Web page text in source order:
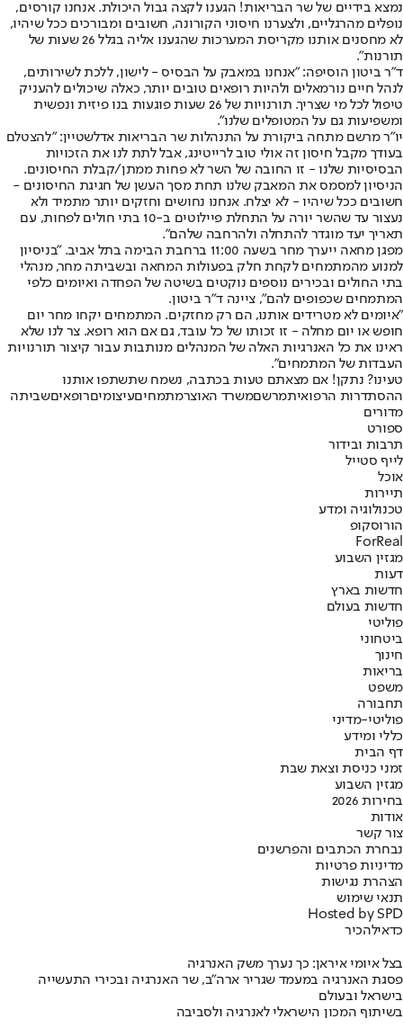
נמצא בידיים של שר הבריאות! הגענו לקצה גבול היכולת. אנחנו קורסים,
נופלים מהרגליים, ולצערנו חיסוני הקורונה, חשובים ומבורכים ככל שיהיו,
לא מחסנים אותנו מקריסת המערכות שהגענו אליה בגלל 26 שעות של
תורנות".
ד"ר ביטון הוסיפה: "אנחנו במאבק על הבסיס - לישון, ללכת לשירותים,
לנהל חיים נורמאלים ולהיות רופאים טובים יותר, כאלה שיכולים להעניק
טיפול לכל מי שצריך. תורנויות של 26 שעות פוגעות בנו פיזית ונפשית
ומשפיעות גם על המטופלים שלנו".
יו"ר מרשם מתחה ביקורת על התנהלות שר הבריאות אדלשטיין: "להצטלם
בעודך מקבל חיסון זה אולי טוב לרייטינג, אבל לתת לנו את הזכויות
הבסיסיות שלנו - זו החובה של השר לא פחות ממתן/קבלת החיסונים.
הניסיון למסמס את המאבק שלנו תחת מסך העשן של חגיגת החיסונים -
חשובים ככל שיהיו - לא יצלח. אנחנו נחושים וחזקים יותר מתמיד ולא
נעצור עד שהשר יורה על התחלת פיילוטים ב-10 בתי חולים לפחות, עם
תאריך יעד מוגדר להתחלה ולהרחבה שלהם".
מפגן מחאה ייערך מחר בשעה 11:00 ברחבת הבימה בתל אביב. "בניסיון
למנוע מהמתמחים לקחת חלק בפעולות המחאה ובשביתה מחר, מנהלי
בתי החולים ובכירים נוספים נוקטים בשיטה של הפחדה ואיומים כלפי
המתמחים שכפופים להם", ציינה ד"ר ביטון.
"איומים לא מטרידים אותנו, הם רק מחזקים. המתמחים יקחו מחר יום
חופש או יום מחלה - זו זכותו של כל עובד, גם אם הוא רופא. צר לנו שלא
ראינו את כל האנרגיות האלה של המנהלים מנותבות עבור קיצור תורנויות
העבדות של המתמחים".
טעינו? נתקן! אם מצאתם טעות בכתבה, נשמח שתשתפו אותנו
ההסתדרות הרפואיתמרשםמשרד האוצרמתמחיםעיצומיםרופאיםשביתה
מדורים
ספורט
תרבות ובידור
לייף סטייל
אוכל
תיירות
טכנולוגיה ומדע
הורוסקופ
ForReal
מגזין השבוע
דעות
חדשות בארץ
חדשות בעולם
פוליטי
ביטחוני
חינוך
בריאות
משפט
תחבורה
פוליטי-מדיני
כללי ומידע
דף הבית
זמני כניסת וצאת שבת
מגזין השבוע
בחירות 2026
אודות
צור קשר
נבחרת הכתבים והפרשנים
מדיניות פרטיות
הצהרת נגישות
תנאי שימוש
Hosted by SPD
כדאילהכיר
בצל איומי איראן: כך נערך משק האנרגיה
פסגת האנרגיה במעמד שגריר ארה"ב, שר האנרגיה ובכירי התעשייה
בישראל ובעולם
בשיתוף המכון הישראלי לאנרגיה ולסביבה